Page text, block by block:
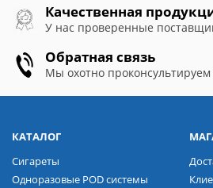
Качественная
У нас проверенные
Обратная связь
Мы охотно проконсультируем
КАТАЛОГ
Сигареты
Одноразовые POD системы